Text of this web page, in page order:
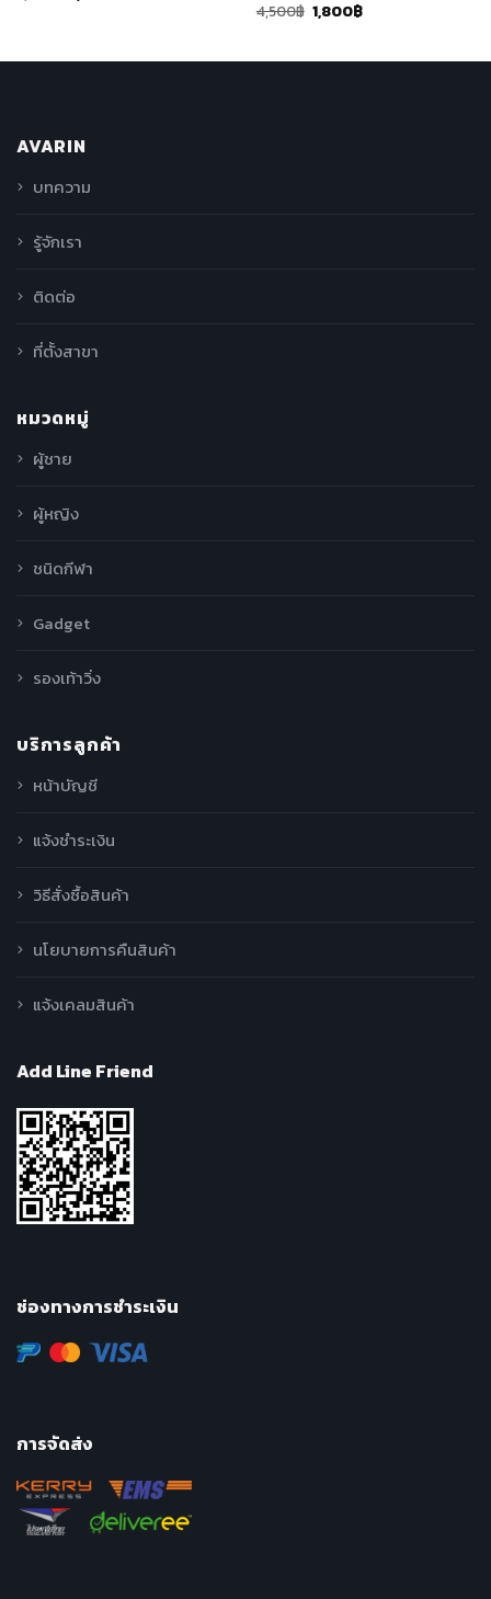
4,500฿ 1,800฿
AVARIN
บทความ
รู้จักเรา
ติดต่อ
ที่ตั้งสาขา
หมวดหมู่
ผู้ชาย
ผู้หญิง
ชนิดกีฬา
Gadget
รองเท้าวิ่ง
บริการลูกค้า
หน้าบัญชี
แจ้งชำระเงิน
วิธีสั่งซื้อสินค้า
นโยบายการคืนสินค้า
แจ้งเคลมสินค้า
Add Line Friend
ช่องทางการชำระเงิน
การจัดส่ง